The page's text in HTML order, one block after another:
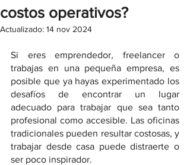
costos operativos?
Actualizado: 14 nov 2024
Si eres emprendedor, freelancer o
trabajas en una pequeña empresa, es
posible que ya hayas experimentado los
desafíos de encontrar un lugar
adecuado para trabajar que sea tanto
profesional como accesible. Las oficinas
tradicionales pueden resultar costosas, y
trabajar desde casa puede distraerte o
ser poco inspirador.